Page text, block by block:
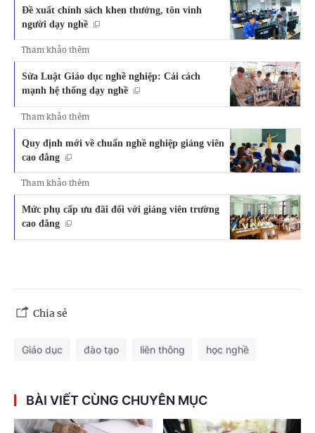
Đề xuất chính sách khen thưởng, tôn vinh
người dạy nghề
Tham khảo thêm
Sửa Luật Giáo dục nghề nghiệp: Cải cách
mạnh hệ thống dạy nghề
Tham khảo thêm
Quy định mới về chuẩn nghề nghiệp giảng viên
cao đẳng
Tham khảo thêm
Mức phụ cấp ưu đãi đối với giảng viên trường
cao đẳng
Chia sẻ
Giáo dục đào tạo liên thông học nghề
BÀI VIẾT CÙNG CHUYÊN MỤC